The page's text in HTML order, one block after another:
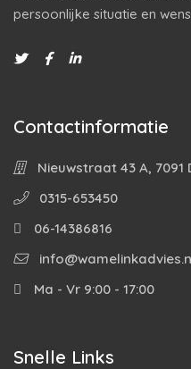
persoonlijke situatie en
Contactinformatie
Nieuwstraat 43 A, 7091
0315-653450
06-14386816
Ma - Vr 9:00 - 17:00
Snelle Links